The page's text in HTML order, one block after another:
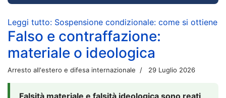
Leggi tutto: Sospensione condizionale: come si ottiene
Falso e contraffazione:
materiale o ideologica
Arresto all'estero e difesa internazionale 29 Luglio 2026
Falsità materiale e falsità ideologica sono reati